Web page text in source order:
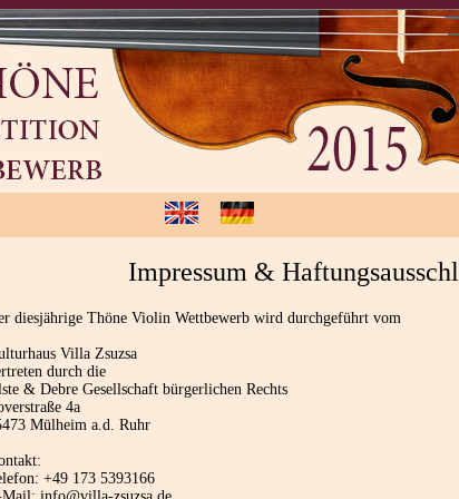
Impressum &
diesjährige Thöne Violin Wettbewerb wird durchgeführt vom
Villa Zsuzsa
durch die
& Debre Gesellschaft bürgerlichen Rechts
4a
Mülheim a.d. Ruhr
+49 173 5393166